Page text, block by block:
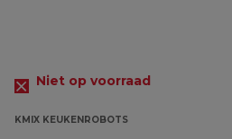
Niet op voorraad
KMIX KEUKENROBOTS